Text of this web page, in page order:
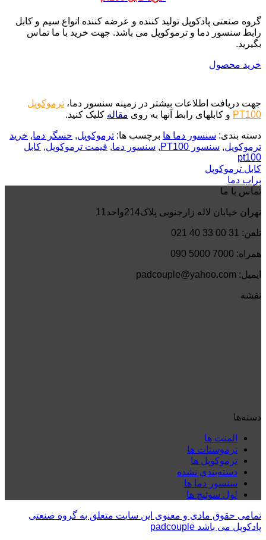
گروه صنعتی پادکوپل تولید کننده و عرضه کننده انواع سیم و کابل
رابط سنسور دما و ترموکوپل می باشد. جهت خرید با ما تماس
بگیرید.
خرید محصول
جهت دریافت اطلاعات بیشتر در زمینه سنسور دما، ترموکوپل
PT100 و کابلهای رابط آنها به روی مقاله کلیک کنید.
دسته بندی: سنسور دما ها برچسب ها: ترموکوپل, حسگر دما, خرید
ترموکوپل, سنسور PT100 , سنسور دما, قیمت ترموکوپل, کابل
pt100
کابل ترموکوپل
پراب دما
تماس با ما
تهران خیابان لاله زارجنوبی پلاک214واحد11
تلفن: 31 00 33 40 021
همراه: 7000 5000 090
ایمیل: padcouple@yahoo.com
نقشه
دسته‌ها
المنت ها
ترموستات ها
ترموکوپل ها
دسته‌بندی نشده
سنسور دما ها
لول سوئیچ ها
تمامی حقوق مادی و معنوی این سایت متعلق به گروه صنعتی
پادکوپل می باشد padcouple